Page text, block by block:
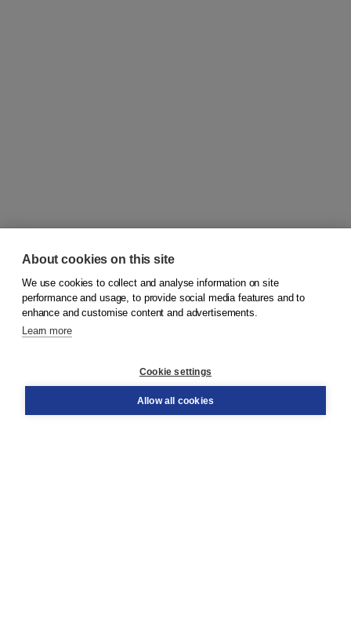
© 2026Koninklijke Boom uitgevers
Order
About cookies on this site
We use cookies to collect and analyse information on site
performance and usage, to provide social media features and to
enhance and customise content and advertisements.
Learn more
Cookie settings
Allow all cookies